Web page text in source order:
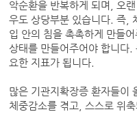
악순환을 반복하게 되며, 오
우도 상당부분 있습니다. 즉,
입 안의 침을 촉촉하게 만들
상태를 만들어주어야 합니다
요한 지표가 됩니다.
많은 기관지확장증 환자들이
체중감소를 겪고, 스스로 위